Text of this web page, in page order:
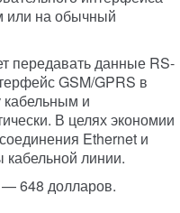
или на обычный
передавать данные RS-
GSM/GPRS в
кабельным и
В целях экономии
Ethernet и
кабельной линии.
— 648 долларов.